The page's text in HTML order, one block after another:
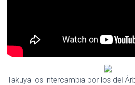
Takuya los intercambia por los del